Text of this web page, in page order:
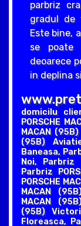
parbriz
gradul de
Este bine,
se
deoarece
in deplina
domicilu
PORSCHE
MACAN
(95B)
Baneasa,
Noi, Parbriz
Parbriz
PORSCHE
MACAN
MACAN
(95B)
Floreasca,